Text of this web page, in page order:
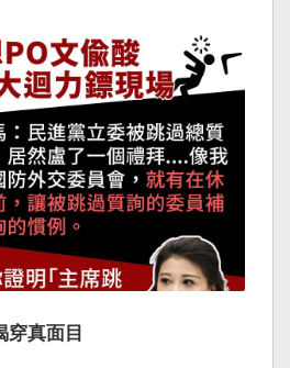
穿真面目